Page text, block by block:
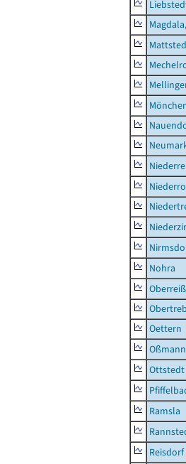
Nohra
Oettern
Ottstedt
Ramsla
Reisdorf